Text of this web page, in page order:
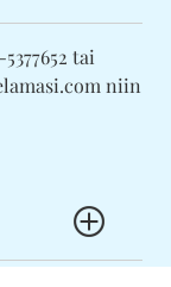
tai
niin